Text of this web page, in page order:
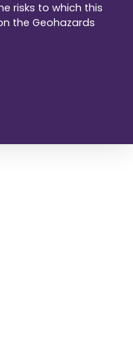
risks to which this
the Geohazards